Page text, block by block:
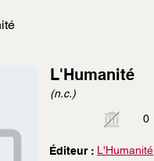
L'Humanité
(n.c.)
0
Éditeur : L'Humanité